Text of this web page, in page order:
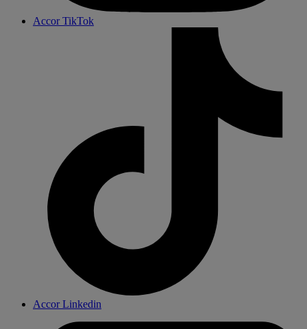
Accor TikTok
Accor Linkedin